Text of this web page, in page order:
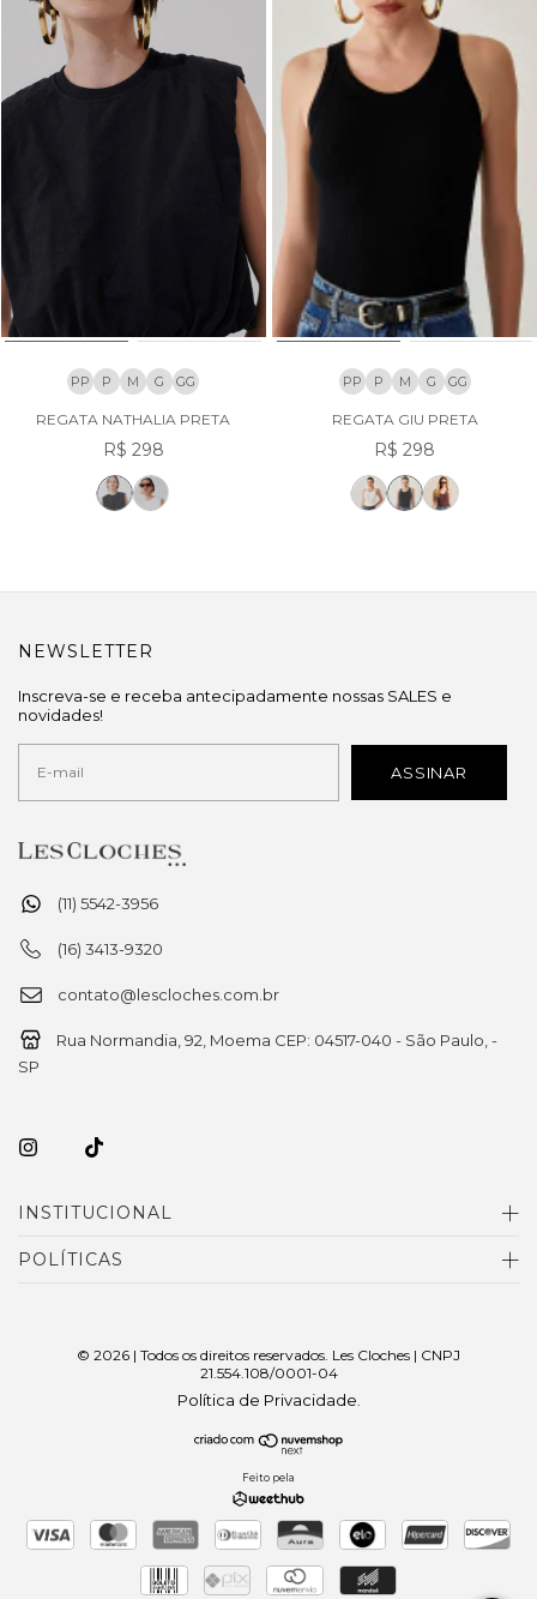
PP P M G GG
REGATA NATHALIA PRETA
R$ 298
PP P M G GG
REGATA GIU PRETA
R$ 298
(11) 5542-3956
(16) 3413-9320
contato@lescloches.com.br
Rua Normandia, 92, Moema CEP: 04517-040 - São Paulo, -
SP
INSTITUCIONAL
POLÍTICAS
NEWSLETTER
Inscreva-se e receba antecipadamente nossas SALES e
novidades!
© 2026 | Todos os direitos reservados. Les Cloches | CNPJ
21.554.108/0001-04
Política de Privacidade.
Feito pela